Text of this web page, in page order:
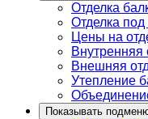
Отделка
Отделка
Цены на
Внутренняя
Внешняя
Утепление
Показывать